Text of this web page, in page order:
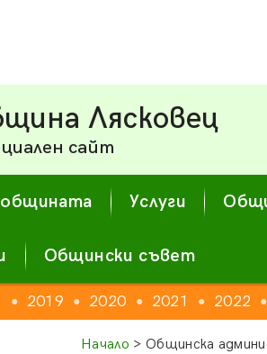
Лясковец
сайт
Услуги
Общински съвет
● 2019 ● 2020 ● 2021 ● 2022 ●
Начало > Общинска